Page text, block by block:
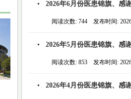
2026年6月份医患锦旗、感
阅读次数: 744 发布时间:
2026年5月份医患锦旗、感
阅读次数: 853 发布时间:
2026年4月份医患锦旗、感